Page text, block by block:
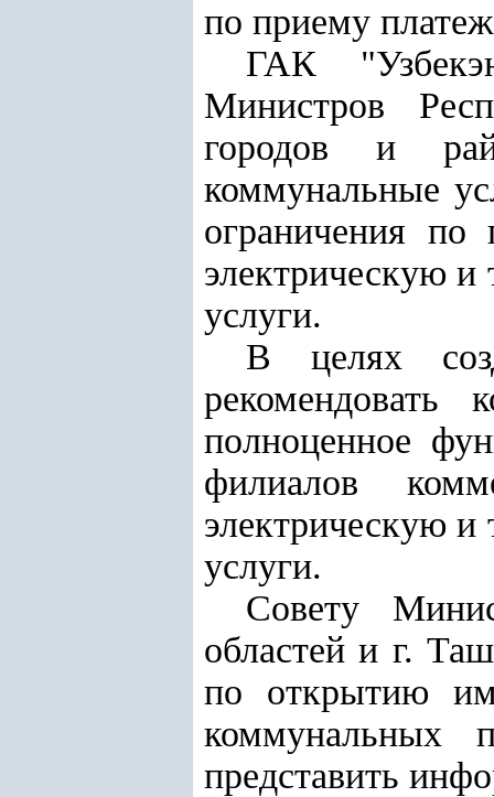
по приему
ГАК
Министров
городов и
коммунальные
ограничения по
электрическую
услуги.
В целях
рекомендовать
полноценное
филиалов
электрическую
услуги.
Совету
областей и г.
по открытию
коммунальных
представить